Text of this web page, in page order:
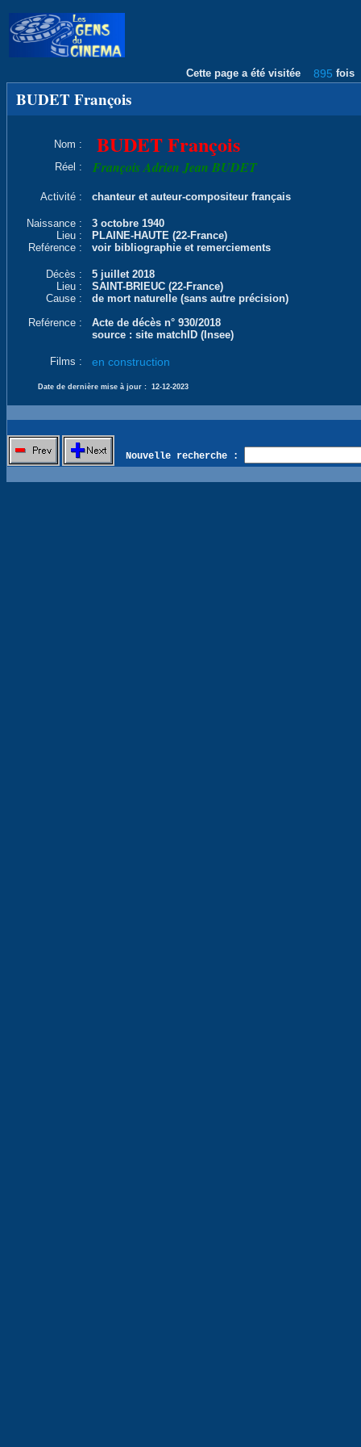
Cette page a été visitée 895 fois
BUDET François
Nom : BUDET François
Réel : François Adrien Jean BUDET
Activité : chanteur et auteur-compositeur français
Naissance :
3 octobre 1940
Lieu :
PLAINE-HAUTE (22-France)
Reférence :
voir bibliographie et remerciements
Décès :
5 juillet 2018
Lieu :
SAINT-BRIEUC (22-France)
Cause :
de mort naturelle (sans autre précision)
Reférence :
Acte de décès n° 930/2018
source : site matchID (Insee)
Films : en construction
Date de dernière mise à jour : 12-12-2023
Nouvelle recherche :